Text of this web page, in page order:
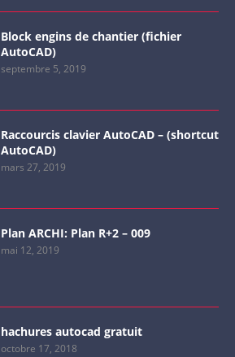
Block engins de chantier (fichier
AutoCAD)
septembre 5, 2019
Raccourcis clavier AutoCAD – (shortcut
AutoCAD)
mars 27, 2019
Plan ARCHI: Plan R+2 – 009
mai 12, 2019
hachures autocad gratuit
octobre 17, 2018